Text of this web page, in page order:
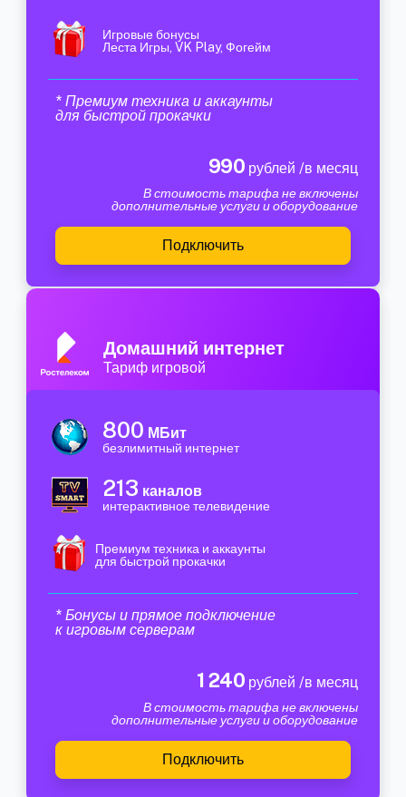
Игровые бонусы
Леста Игры, VK Play, Фогейм
* Премиум техника и аккаунты
для быстрой прокачки
990 рублей /в месяц
В стоимость тарифа не включены
дополнительные услуги и оборудование
Подключить
Домашний интернет
Тариф игровой
800 МБит
безлимитный интернет
213 каналов
интерактивное телевидение
Премиум техника и аккаунты
для быстрой прокачки
* Бонусы и прямое подключение
к игровым серверам
1 240 рублей /в месяц
В стоимость тарифа не включены
дополнительные услуги и оборудование
Подключить